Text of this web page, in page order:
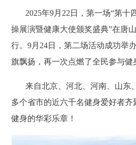
2025年9月22日，第一场“第十
操展演暨健康大使颁奖盛典”在唐
行。9月24日，第二场活动成功举
旗飘扬，再一次点燃了全民参与健
来自北京、河北、河南、山东
多个省市的近六千名健身爱好者
健身的华彩乐章！